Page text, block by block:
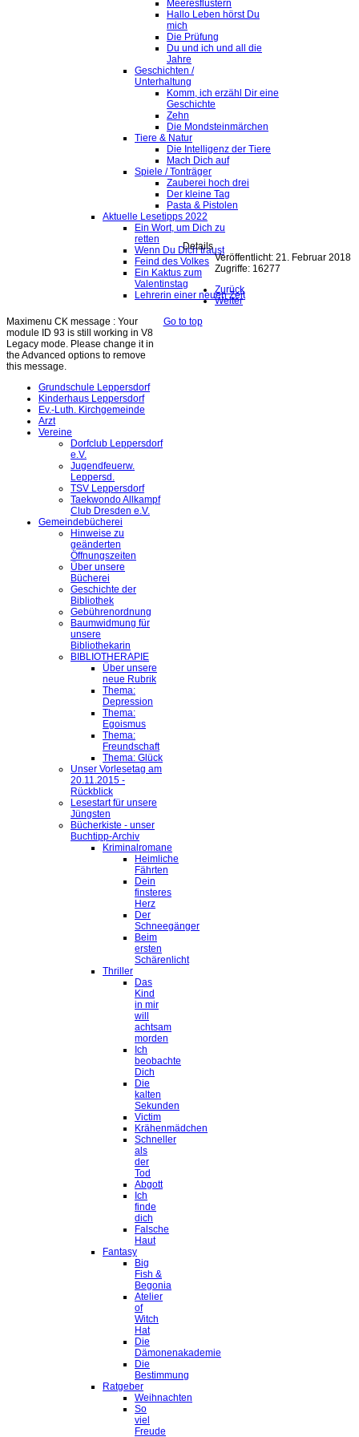
Meeresflüstern
Hallo Leben hörst Du
mich
Die Prüfung
Du und ich und all die
Jahre
Geschichten /
Unterhaltung
Komm, ich erzähl Dir eine
Geschichte
Zehn
Die Mondsteinmärchen
Tiere & Natur
Die Intelligenz der Tiere
Mach Dich auf
Spiele / Tonträger
Zauberei hoch drei
Der kleine Tag
Pasta & Pistolen
Aktuelle Lesetipps 2022
Ein Wort, um Dich zu
retten
Wenn Du Dich traust
Feind des Volkes
Ein Kaktus zum
Valentinstag
Lehrerin einer neuen Zeit
Details
Veröffentlicht: 21. Februar 2018
Zugriffe: 16277
Zurück
Weiter
Maximenu CK message : Your
module ID 93 is still working in V8
Legacy mode. Please change it in
the Advanced options to remove
this message.
Grundschule Leppersdorf
Kinderhaus Leppersdorf
Ev.-Luth. Kirchgemeinde
Arzt
Vereine
Dorfclub Leppersdorf
e.V.
Jugendfeuerw.
Leppersd.
TSV Leppersdorf
Taekwondo Allkampf
Club Dresden e.V.
Gemeindebücherei
Hinweise zu
geänderten
Öffnungszeiten
Über unsere
Bücherei
Geschichte der
Bibliothek
Gebührenordnung
Baumwidmung für
unsere
Bibliothekarin
BIBLIOTHERAPIE
Über unsere
neue Rubrik
Thema:
Depression
Thema:
Egoismus
Thema:
Freundschaft
Thema: Glück
Unser Vorlesetag am
20.11.2015 -
Rückblick
Lesestart für unsere
Jüngsten
Bücherkiste - unser
Buchtipp-Archiv
Kriminalromane
Heimliche
Fährten
Dein
finsteres
Herz
Der
Schneegänger
Beim
ersten
Schärenlicht
Thriller
Das
Kind
in mir
will
achtsam
morden
Ich
beobachte
Dich
Die
kalten
Sekunden
Victim
Krähenmädchen
Schneller
als
der
Tod
Abgott
Ich
finde
dich
Falsche
Haut
Fantasy
Big
Fish &
Begonia
Atelier
of
Witch
Hat
Die
Dämonenakademie
Die
Bestimmung
Ratgeber
Weihnachten
So
viel
Freude
Go to top